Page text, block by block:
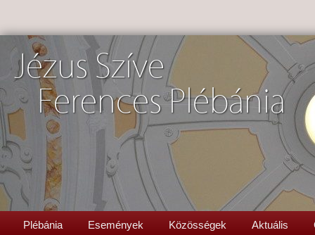
Jézus Szíve
Ferences Plébánia
Plébánia Események Közösségek Aktuális